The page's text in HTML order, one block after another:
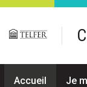
Passer au contenu
Accueil Je